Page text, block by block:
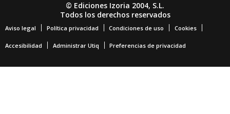
© Ediciones Izoria 2004, S.L.
Todos los derechos reservados
Aviso legal Política privacidad Condiciones de uso Cookies
Accesibilidad Administrar Utiq Preferencias de privacidad